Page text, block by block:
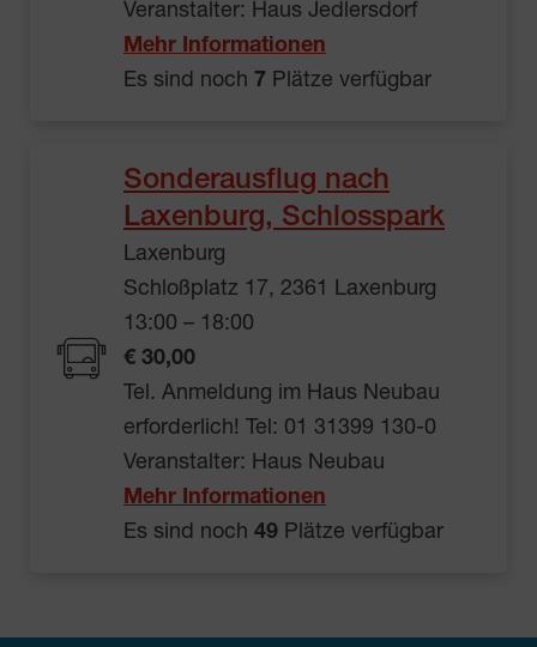
Veranstalter: Haus Jedlersdorf
Mehr Informationen
Es sind noch 7 Plätze verfügbar
Sonderausflug nach
Laxenburg, Schlosspark
Laxenburg
Schloßplatz 17, 2361 Laxenburg
13:00 – 18:00
€ 30,00
Tel. Anmeldung im Haus Neubau
erforderlich! Tel: 01 31399 130-0
Veranstalter: Haus Neubau
Mehr Informationen
Es sind noch 49 Plätze verfügbar